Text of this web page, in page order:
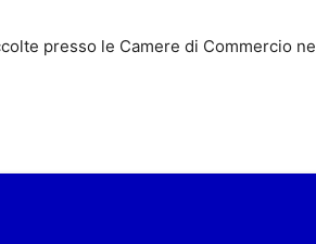
presso le Camere di Commercio